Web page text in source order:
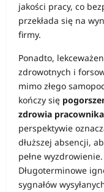
jakości pracy, co
przekłada się na
firmy.
Ponadto,
zdrowotnych i
mimo złego
kończy się
zdrowia pracownika
perspektywie
dłuższej absencji,
pełne wyzdrowienie.
Długoterminowe
sygnałów